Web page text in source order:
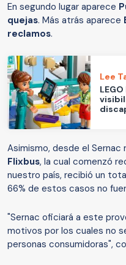
En segundo lugar aparece
quejas. Más atrás aparece
reclamos.
Lee
Asimismo, desde el Sernac
Flixbus, la cual comenzó
nuestro país, recibió un
66% de estos casos no
"Sernac oficiará a este
motivos por los cuales no
personas consumidoras",